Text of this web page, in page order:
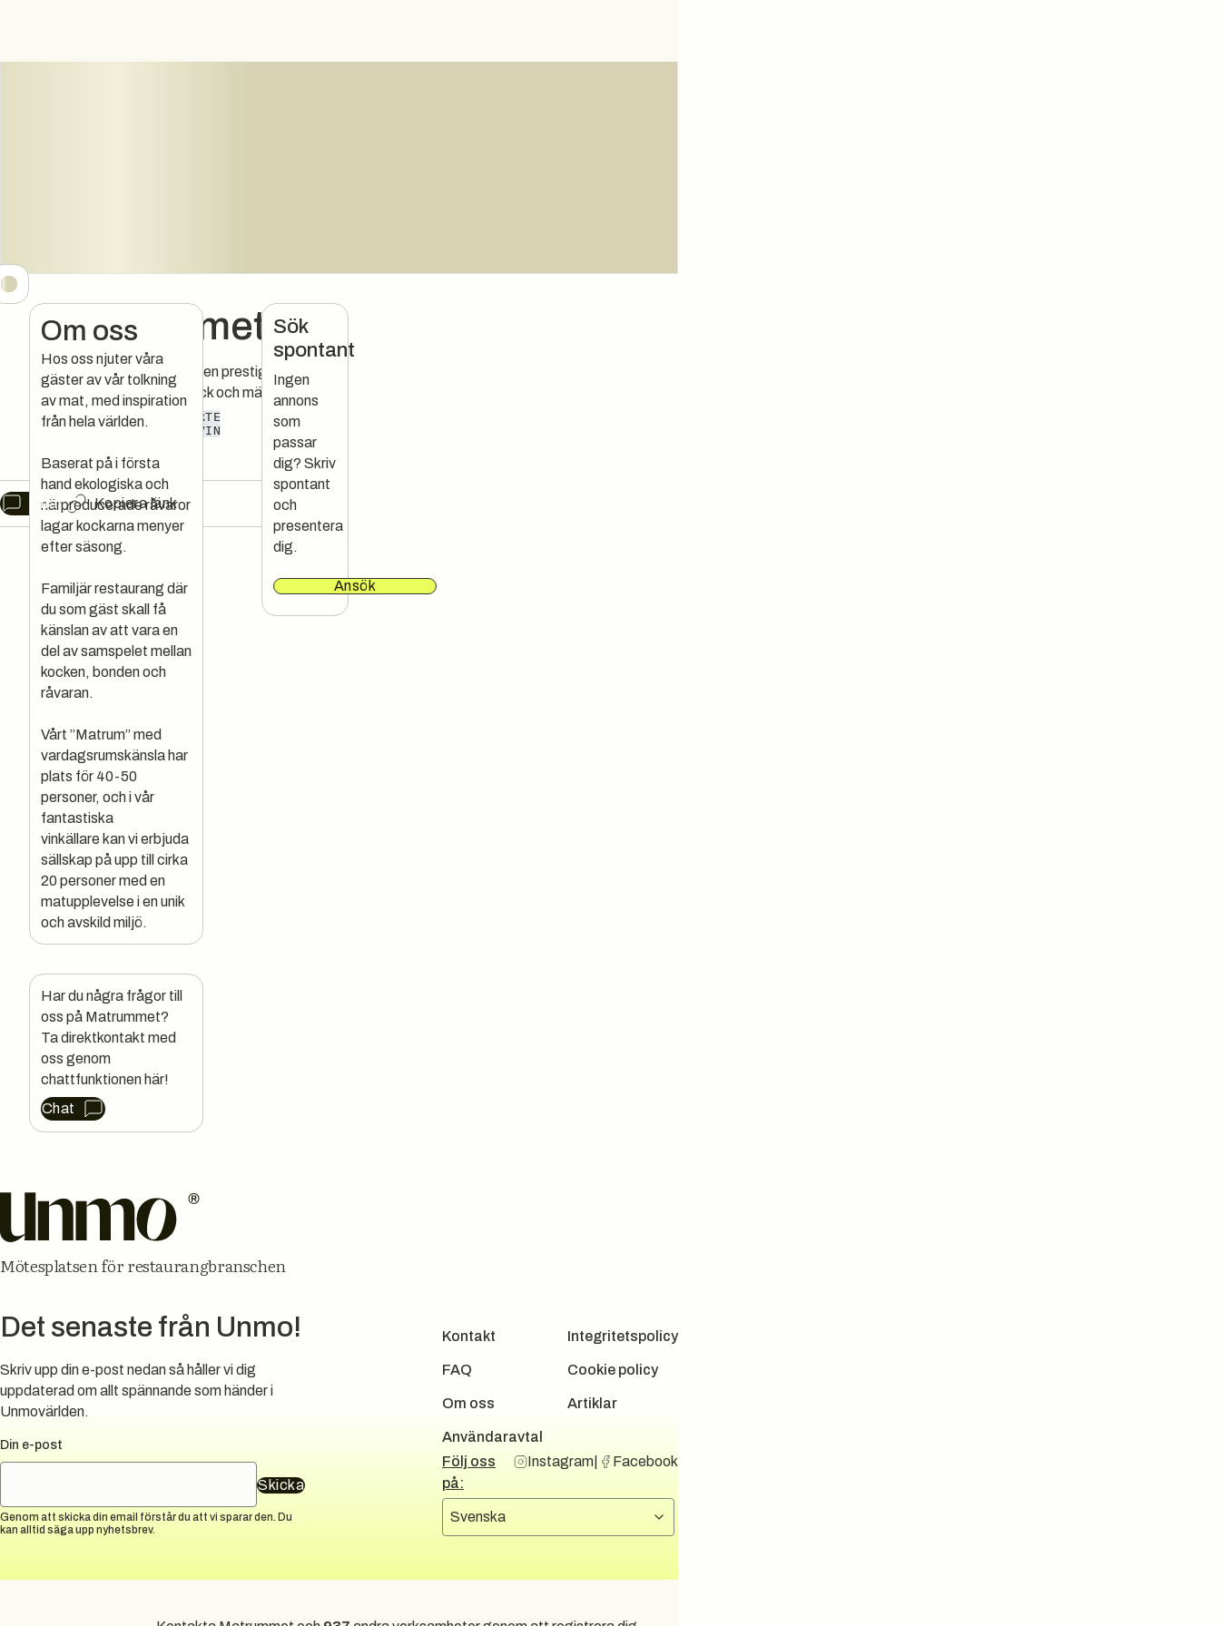
Matrummet
Inga kompromisser, ingen prestige...
bara kärlek till mat, dryck och människor!
FINE DINING À LA CARTE
NÄRPRODUCERAT
VIN
Chat Kopiera länk
Om oss
Hos oss njuter våra
gäster av vår tolkning
av mat, med inspiration
från hela världen.
Baserat på i första
hand ekologiska och
närproducerade råvaror
lagar kockarna menyer
efter säsong.
Familjär restaurang där
du som gäst skall få
känslan av att vara en
del av samspelet mellan
kocken, bonden och
råvaran.
Vårt ”Matrum” med
vardagsrumskänsla har
plats för 40-50
personer, och i vår
fantastiska
vinkällare kan vi erbjuda
sällskap på upp till cirka
20 personer med en
matupplevelse i en unik
och avskild miljö.
Har du några frågor till
oss på Matrummet?
Ta direktkontakt med
oss genom
chattfunktionen här!
Chat
Sök
spontant
Ingen
annons
som
passar
dig? Skriv
spontant
och
presentera
dig.
Ansök
Mötesplatsen för restaurangbranschen
Det senaste från Unmo!
Skriv upp din e-post nedan så håller vi dig
uppdaterad om allt spännande som händer i
Unmovärlden.
Din e-post
Skicka
Genom att skicka din email förstår du att vi sparar den. Du
kan alltid säga upp nyhetsbrev.
Kontakt
FAQ
Om oss
Användaravtal
Integritetspolicy
Cookie policy
Artiklar
Följ oss
på:
Instagram Facebook
Välj språk
Svenska